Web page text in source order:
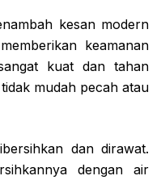
kesan modern
keamanan
kuat dan tahan
mudah pecah atau
dan dirawat.
dengan air